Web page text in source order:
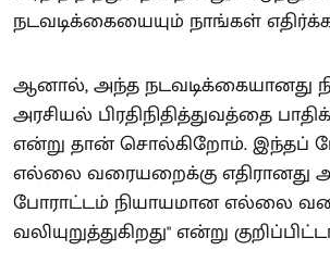
நடவடிக்கையையும் நாங்கள்
ஆனால், அந்த நடவடிக்கையானது
அரசியல் பிரதிநிதித்துவத்தை
என்று தான் சொல்கிறோம். இந்தப்
எல்லை வரையறைக்கு எதிரானது
போராட்டம் நியாயமான எல்லை
வலியுறுத்துகிறது" என்று